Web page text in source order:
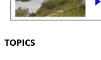
TOPICS